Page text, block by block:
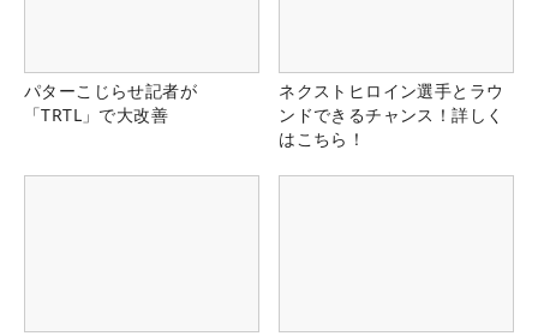
パターこじらせ記者が
「TRTL」で大改善
ネクストヒロイン選手とラウ
ンドできるチャンス！詳しく
はこちら！